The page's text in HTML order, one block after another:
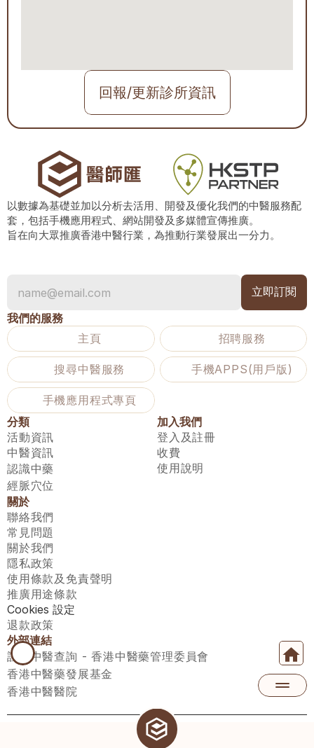
回報/更新診所資訊
以數據為基礎並加以分析去活用、開發及優化我們的中醫服務配
套，包括手機應用程式、網站開發及多媒體宣傳推廣。
旨在向大眾推廣香港中醫行業，為推動行業發展出一分力。
我們的服務
主頁
招聘服務
搜尋中醫服務 手機APPS(用戶版)
手機應用程式專頁
分類
活動資訊
中醫資訊
認識中藥
經脈穴位
加入我們
登入及註冊
收費
使用說明
關於
聯絡我們
常見問題
關於我們
隱私政策
使用條款及免責聲明
推廣用途條款
Cookies 設定
退款政策
外部連結
註冊中醫查詢 - 香港中醫藥管理委員會
香港中醫藥發展基金
香港中醫醫院
醫師匯有限公司 ECWAY LIMITED Copyright 2026© All rights